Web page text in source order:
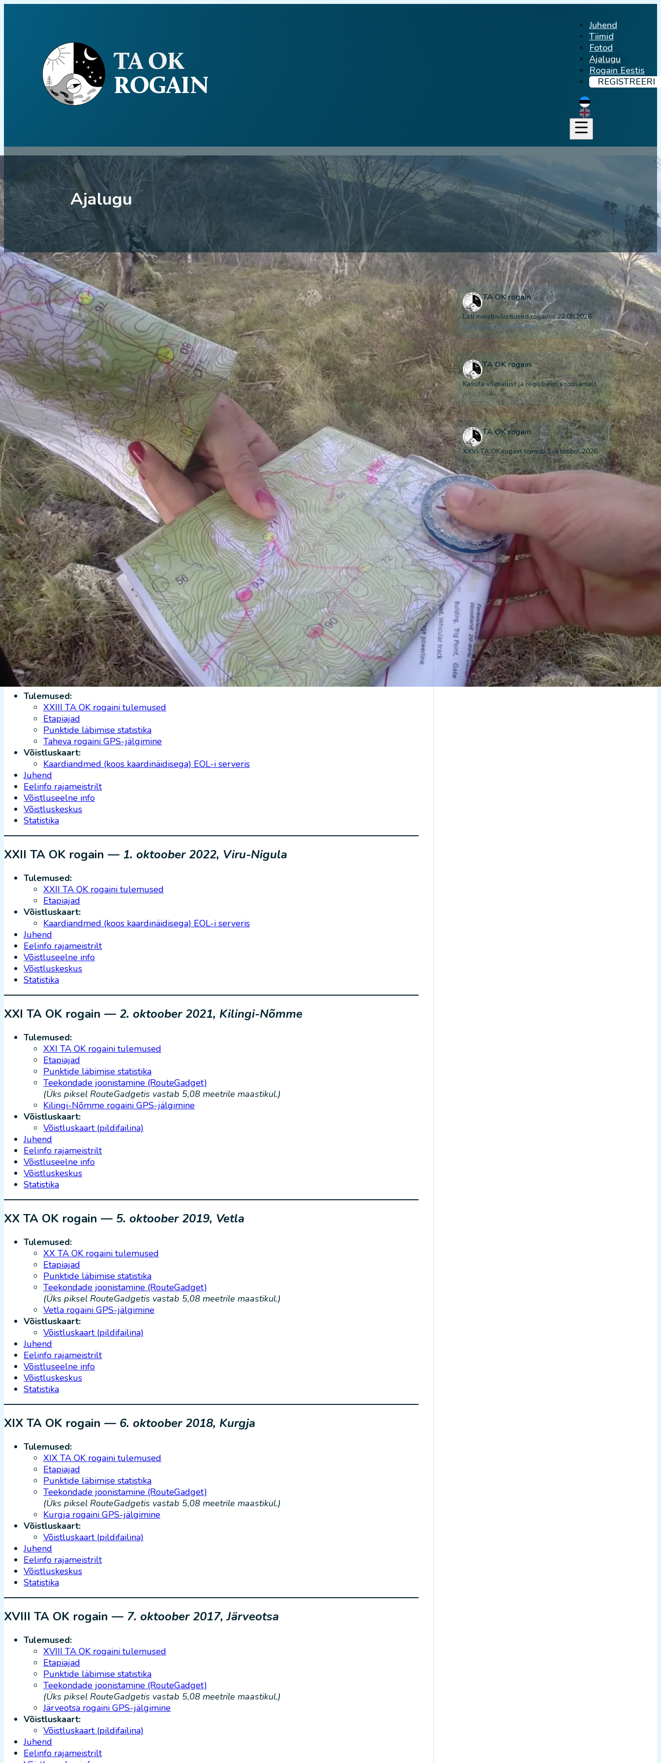
Juhend
Tiimid
Fotod
Ajalugu
Rogain Eestis
REGISTREERI
Ajalugu
Ajalugu
Varasemate aastate TA OK rogainide info ja tulemused
XXV TA OK rogain — 4. oktoober 2025, Mustla-Nõmme
Tulemused:
XXV TA OK rogaini tulemused
Etapiajad
Punktide läbimise statistika
Mustla-Nõmme rogaini GPS-jälgimine
Võistluskaart:
Kaardiandmed (koos kaardinäidisega) EOL-i serveris
Juhend
Eelinfo rajameistrilt
Võistluseelne info
Võistluskeskus
Statistika
XXIV TA OK rogain —17. august 2024, Misso
Tulemused:
XXIV TA OK rogaini esialgsed tulemused
Etapiajad
Punktide läbimise statistika
Lohad
Juhend
Võistluskeskus
Statistika
XXIII TA OK rogain —7. oktoober 2023, Taheva
Tulemused:
XXIII TA OK rogaini tulemused
Etapiajad
Punktide läbimise statistika
Taheva rogaini GPS-jälgimine
Võistluskaart:
Kaardiandmed (koos kaardinäidisega) EOL-i serveris
Juhend
Eelinfo rajameistrilt
Võistluseelne info
Võistluskeskus
Statistika
XXII TA OK rogain — 1. oktoober 2022, Viru-Nigula
Tulemused:
XXII TA OK rogaini tulemused
Etapiajad
Võistluskaart:
Kaardiandmed (koos kaardinäidisega) EOL-i serveris
Juhend
Eelinfo rajameistrilt
Võistluseelne info
Võistluskeskus
Statistika
XXI TA OK rogain — 2. oktoober 2021, Kilingi-Nõmme
Tulemused:
XXI TA OK rogaini tulemused
Etapiajad
Punktide läbimise statistika
Teekondade joonistamine (RouteGadget)
(Üks piksel RouteGadgetis vastab 5,08 meetrile maastikul.)
Kilingi-Nõmme rogaini GPS-jälgimine
Võistluskaart:
Võistluskaart (pildifailina)
Juhend
Eelinfo rajameistrilt
Võistluseelne info
Võistluskeskus
Statistika
XX TA OK rogain — 5. oktoober 2019, Vetla
Tulemused:
XX TA OK rogaini tulemused
Etapiajad
Punktide läbimise statistika
Teekondade joonistamine (RouteGadget)
(Üks piksel RouteGadgetis vastab 5,08 meetrile maastikul.)
Vetla rogaini GPS-jälgimine
Võistluskaart:
Võistluskaart (pildifailina)
Juhend
Eelinfo rajameistrilt
Võistluseelne info
Võistluskeskus
Statistika
XIX TA OK rogain — 6. oktoober 2018, Kurgja
Tulemused:
XIX TA OK rogaini tulemused
Etapiajad
Punktide läbimise statistika
Teekondade joonistamine (RouteGadget)
(Üks piksel RouteGadgetis vastab 5,08 meetrile maastikul.)
Kurgja rogaini GPS-jälgimine
Võistluskaart:
Võistluskaart (pildifailina)
Juhend
Eelinfo rajameistrilt
Võistluskeskus
Statistika
XVIII TA OK rogain — 7. oktoober 2017, Järveotsa
Tulemused:
XVIII TA OK rogaini tulemused
Etapiajad
Punktide läbimise statistika
Teekondade joonistamine (RouteGadget)
(Üks piksel RouteGadgetis vastab 5,08 meetrile maastikul.)
Järveotsa rogaini GPS-jälgimine
Võistluskaart:
Võistluskaart (pildifailina)
Juhend
Eelinfo rajameistrilt
TA OK rogain
juuli 31, 2026
Läti meistrivõistlused rogainis 22.08.2026
https://rogaining.lv/web/
TA OK rogain
juuli 31, 2026
Kasuta võimalust ja registreeri soodsamalt
juba täna!
TA OK rogain
juuli 31, 2026
XXVI TA OK rogain toimub 3.oktoobril 2026
Kuusalus